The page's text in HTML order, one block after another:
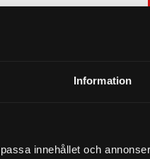
Information
innehållet och